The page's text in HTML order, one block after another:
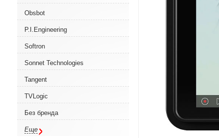
Obsbot
P.I.Engineering
Softron
Sonnet Technologies
Tangent
TVLogic
Без бренда
Еще